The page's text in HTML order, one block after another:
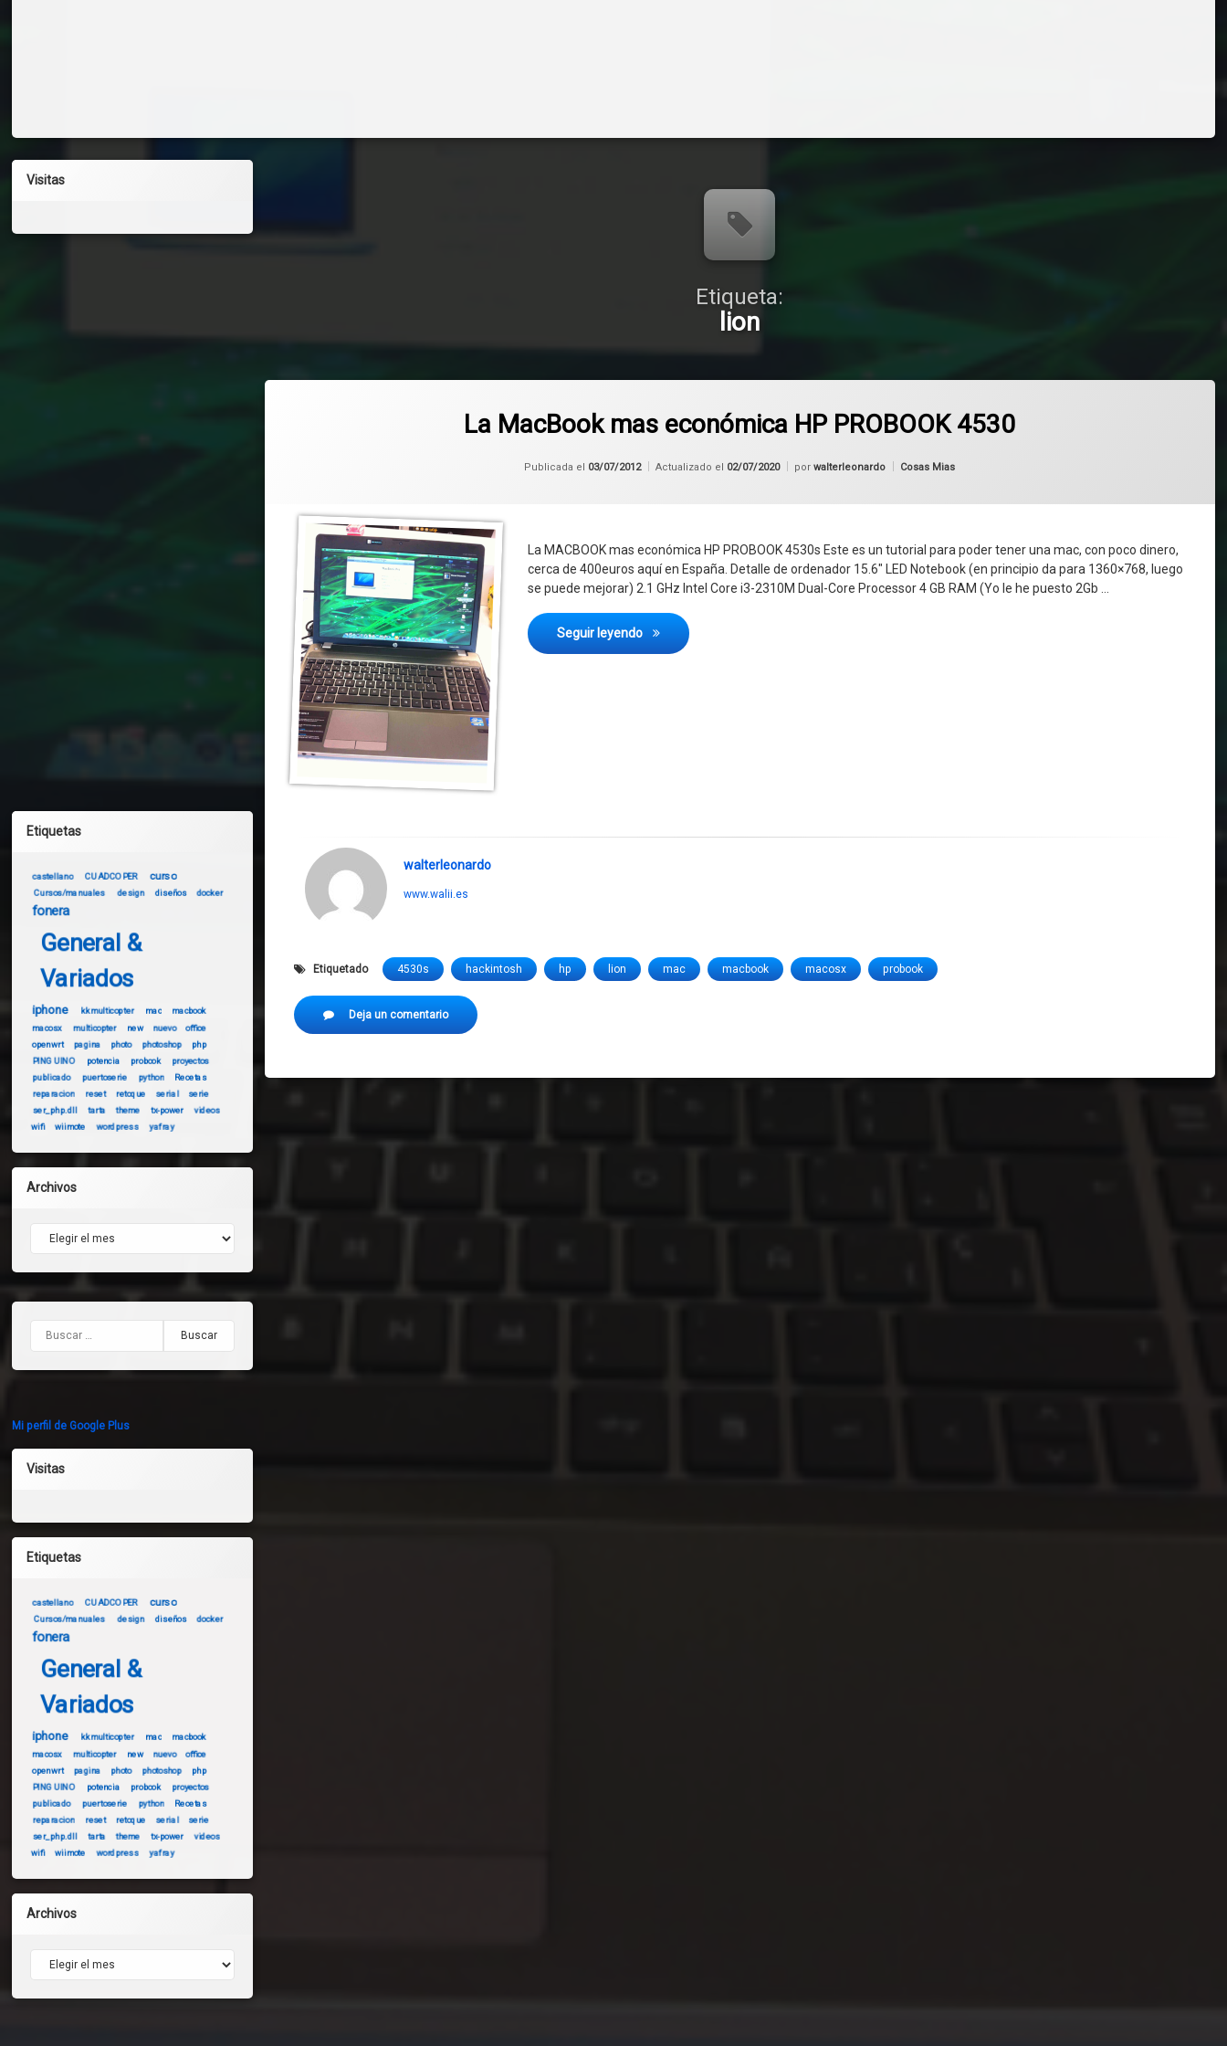
Etiqueta:
lion
La MacBook mas económica HP PROBOOK 4530
Publicada el 03/07/2012 Actualizado el 02/07/2020 porwalterleonardo Categorías:
Cosas Mias
La MACBOOK mas económica HP PROBOOK 4530s Este es un tutorial para poder tener una mac, con poco dinero,
cerca de 400euros aquí en España. Detalle de ordenador 15.6″ LED Notebook (en principio da para 1360×768, luego
se puede mejorar) 2.1 GHz Intel Core i3-2310M Dual-Core Processor 4 GB RAM (Yo le he puesto 2Gb …
Seguir leyendo La MacBook mas económica HP PROBOOK 4530
walterleonardo
www.walii.es
Etiquetado 4530s hackintosh hp lion mac macbook macosx probook
Deja un comentarioen La MacBook mas económica HP PROBOOK 4530
Visitas
Etiquetas
castellano CUADCOPER curso
Cursos/manuales design diseños docker
fonera
General &
Variados
iphone kkmulticopter mac
macbook
macosx
multicopter new nuevo
office
openwrt
pagina photo photoshop
php
PINGUINO
potencia probook
proyectos
publicado
puertoserie python
Recetas
reparacion
reset retoque serial
serie
ser_php.dll
tarta theme tx-power
videos
wifi
wiimote wordpress yafray
Archivos
Archivos
Mi perfil de Google Plus
Visitas
Etiquetas
castellano CUADCOPER curso
Cursos/manuales design diseños docker
fonera
General &
Variados
iphone kkmulticopter mac
macbook
macosx
multicopter new nuevo
office
openwrt
pagina photo photoshop
php
PINGUINO
potencia probook
proyectos
publicado
puertoserie python
Recetas
reparacion
reset retoque serial
serie
ser_php.dll
tarta theme tx-power
videos
wifi
wiimote wordpress yafray
Archivos
Archivos